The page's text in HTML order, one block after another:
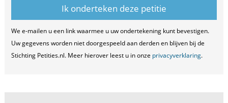
We e-mailen u een link waarmee u uw ondertekening kunt bevestigen.
Uw gegevens worden niet doorgespeeld aan derden en blijven bij de
Stichting Petities.nl. Meer hierover leest u in onze privacyverklaring.